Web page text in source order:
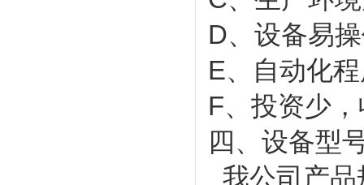
D、设备易
E、自动化
F、投资少
四、设备型
我公司产